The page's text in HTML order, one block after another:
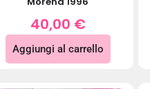
40,00 €
Aggiungi al carrello